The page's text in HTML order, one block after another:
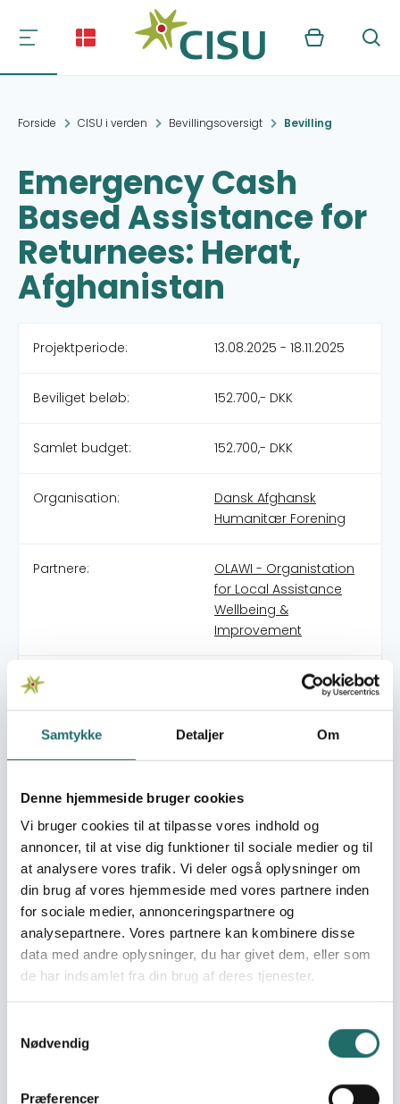
Samtykke Detaljer Om
Denne hjemmeside bruger cookies
Vi bruger cookies til at tilpasse vores indhold og
annoncer, til at vise dig funktioner til sociale medier og til
at analysere vores trafik. Vi deler også oplysninger om
din brug af vores hjemmeside med vores partnere inden
for sociale medier, annonceringspartnere og
analysepartnere. Vores partnere kan kombinere disse
data med andre oplysninger, du har givet dem, eller som
de har indsamlet fra din brug af deres tjenester.
Nødvendig
Præferencer
Kurv Søg
Forside CISU i verden Bevillingsoversigt Bevilling
Emergency Cash
Based Assistance for
Returnees: Herat,
Afghanistan
Projektperiode: 13.08.2025 - 18.11.2025
Beviliget beløb: 152.700,- DKK
Samlet budget: 152.700,- DKK
Organisation:
Dansk Afghansk
Humanitær Forening
Partnere:
OLAWI - Organistation
for Local Assistance
Wellbeing &
Improvement
Pulje: DERF - Nødhjælpspuljen
Indsatsområde:
25-009-SP Forced
World goals:
Mål 2: Stop sult
Mål 3: Sundhed og
trivsel
Mål 10: Mindre ulighed
Indsatser foregår i: Afghanistan
Resume
forcibly deported from Iran has significantly increased.
NGOs including OLAWI see worsening conditions for
households, children, elderly, or people with disabilities.